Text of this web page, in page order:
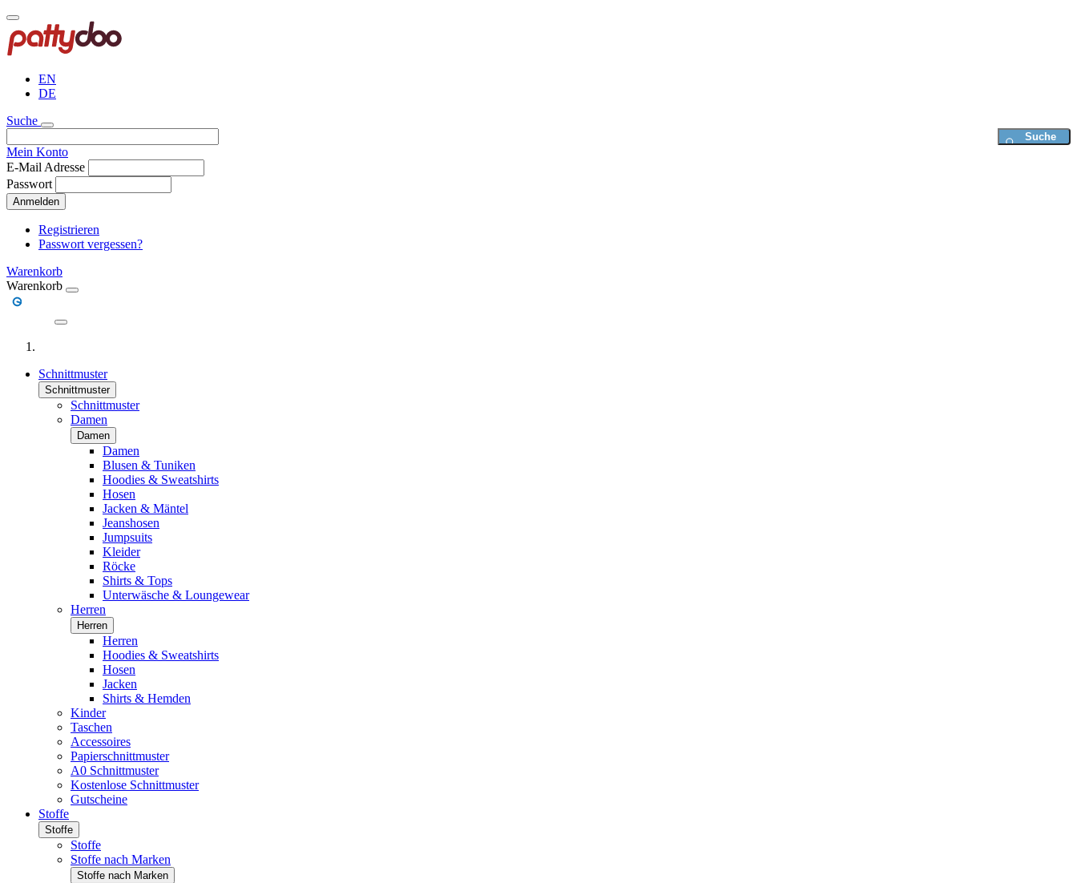
Direkt
zum
Inhalt
EN
DE
Suche
Mein Konto
E-Mail Adresse
Passwort
Anmelden
Registrieren
Passwort vergessen?
Warenkorb
Warenkorb
Schnittmuster
Schnittmuster
Schnittmuster
Damen
Damen
Damen
Blusen & Tuniken
Hoodies & Sweatshirts
Hosen
Jacken & Mäntel
Jeanshosen
Jumpsuits
Kleider
Röcke
Shirts & Tops
Unterwäsche & Loungewear
Herren
Herren
Herren
Hoodies & Sweatshirts
Hosen
Jacken
Shirts & Hemden
Kinder
Taschen
Accessoires
Papierschnittmuster
A0 Schnittmuster
Kostenlose Schnittmuster
Gutscheine
Stoffe
Stoffe
Stoffe
Stoffe nach Marken
Stoffe nach Marken